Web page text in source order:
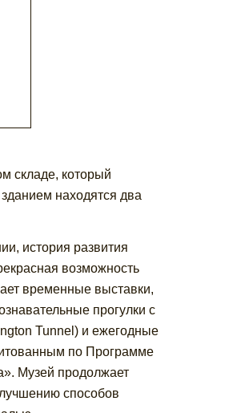
складе, который
находятся два
история развития
возможность
временные выставки,
прогулки с
Tunnel) и ежегодные
по Программе
Музей продолжает
способов